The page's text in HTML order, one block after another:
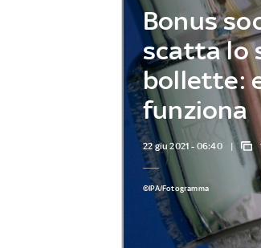
Bonus
scatta lo
bollette:
funziona
22 giu 2021 - 06:40
©IPA/Fotogramma